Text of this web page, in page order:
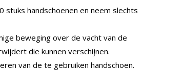
stuks handschoenen en neem slechts
beweging over de vacht van de
die kunnen verschijnen.
van de te gebruiken handschoen.